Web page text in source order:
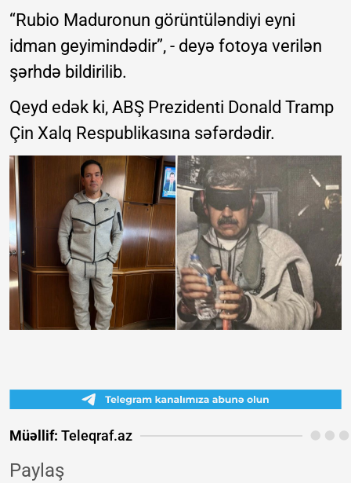
“Rubio Maduronun görüntüləndiyi eyni
idman geyimindədir”, - deyə fotoya verilən
şərhdə bildirilib.
Qeyd edək ki, ABŞ Prezidenti Donald Tramp
Çin Xalq Respublikasına səfərdədir.
Müəllif: Teleqraf.az
Paylaş